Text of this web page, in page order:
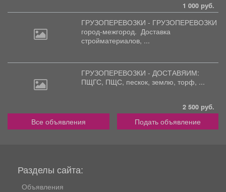
1 000 руб.
ГРУЗОПЕРЕВОЗКИ - ГРУЗОПЕРЕВОЗКИ
город-межгород. Доставка
стройматериалов, ...
ГРУЗОПЕРЕВОЗКИ - ДОСТАВЯИМ:
ПЩГС, ПЩС, пескок, землю, торф, ...
2 500 руб.
Все объявления Подать объявление
Разделы сайта:
Объявления